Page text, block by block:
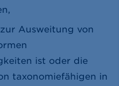
Ausweitung von
ist oder die
taxonomiefähigen in